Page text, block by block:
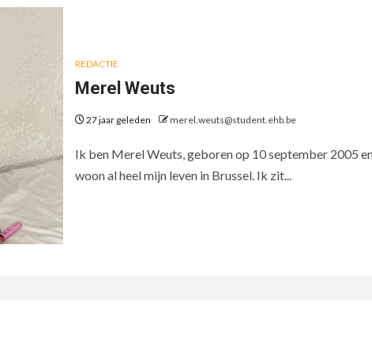
REDACTIE
Merel Weuts
27 jaar geleden merel.weuts@student.ehb.be
Ik ben Merel Weuts, geboren op 10 september 2005
woon al heel mijn leven in Brussel. Ik zit...